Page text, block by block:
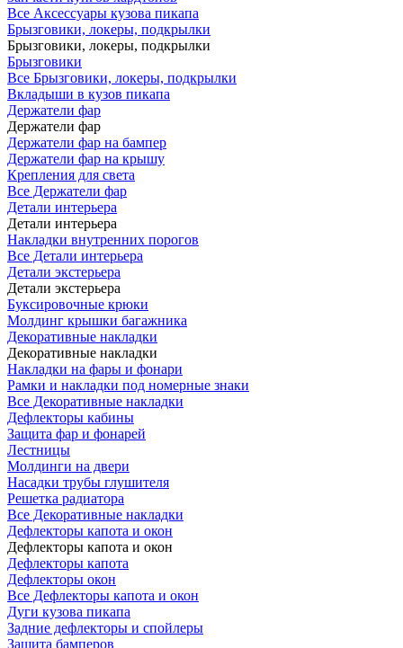
Все Аксессуары кузова пикапа
Брызговики, локеры, подкрылки
Брызговики, локеры, подкрылки
Брызговики
Все Брызговики, локеры, подкрылки
Вкладыши в кузов пикапа
Держатели фар
Держатели фар
Держатели фар на бампер
Держатели фар на крышу
Крепления для света
Все Держатели фар
Детали интерьера
Детали интерьера
Накладки внутренних порогов
Все Детали интерьера
Детали экстерьера
Детали экстерьера
Буксировочные крюки
Молдинг крышки багажника
Декоративные накладки
Декоративные накладки
Накладки на фары и фонари
Рамки и накладки под номерные знаки
Все Декоративные накладки
Дефлекторы кабины
Защита фар и фонарей
Лестницы
Молдинги на двери
Насадки трубы глушителя
Решетка радиатора
Все Декоративные накладки
Дефлекторы капота и окон
Дефлекторы капота и окон
Дефлекторы капота
Дефлекторы окон
Все Дефлекторы капота и окон
Дуги кузова пикапа
Задние дефлекторы и спойлеры
Защита бамперов